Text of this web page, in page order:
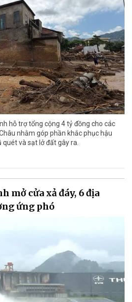
hỗ trợ tổng cộng 4 tỷ đồng cho các
nhằm góp phần khắc phục hậu
và sạt lở đất gây ra.
mở cửa xả đáy, 6 địa
ứng phó